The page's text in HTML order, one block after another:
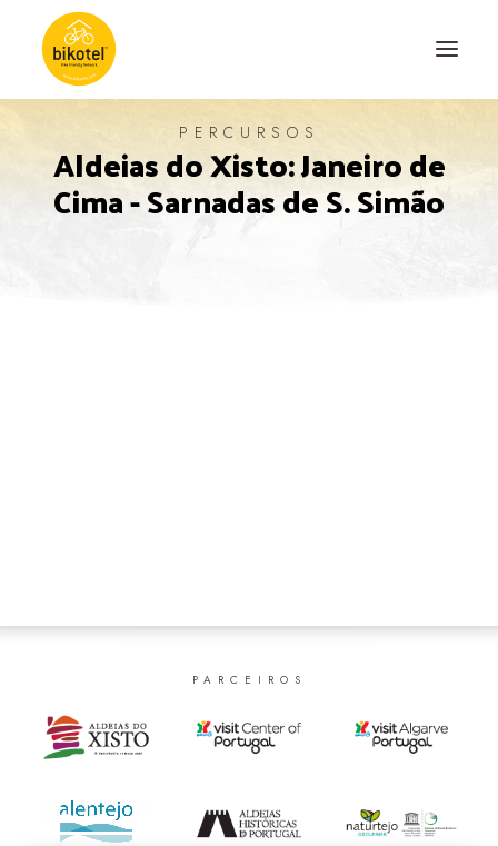
SOBRE NÓS
DESTINOS
PERCURSOS
Aldeias do Xisto: Janeiro de
Cima - Sarnadas de S. Simão
PARCEIROS